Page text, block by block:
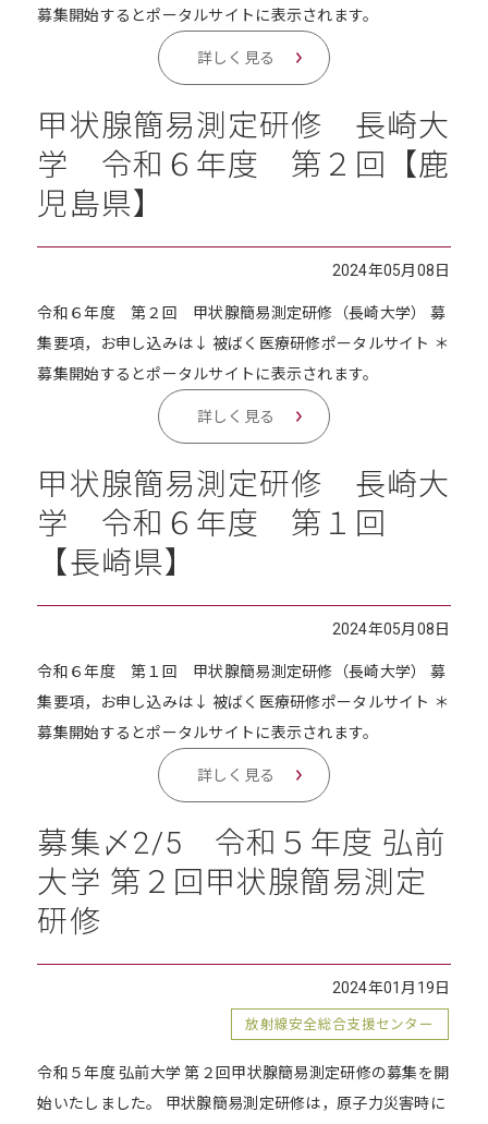
募集開始するとポータルサイトに表示されます。
詳しく見る
甲状腺簡易測定研修 長崎大
学 令和６年度 第２回【鹿
児島県】
2024年05月08日
令和６年度 第２回 甲状腺簡易測定研修（長崎大学） 募
集要項，お申し込みは↓ 被ばく医療研修ポータルサイト ＊
募集開始するとポータルサイトに表示されます。
詳しく見る
甲状腺簡易測定研修 長崎大
学 令和６年度 第１回
【長崎県】
2024年05月08日
令和６年度 第１回 甲状腺簡易測定研修（長崎大学） 募
集要項，お申し込みは↓ 被ばく医療研修ポータルサイト ＊
募集開始するとポータルサイトに表示されます。
詳しく見る
募集〆2/5 令和５年度 弘前
大学 第２回甲状腺簡易測定
研修
2024年01月19日
放射線安全総合支援センター
令和５年度 弘前大学 第２回甲状腺簡易測定研修の募集を開
始いたしました。 甲状腺簡易測定研修は，原子力災害時に